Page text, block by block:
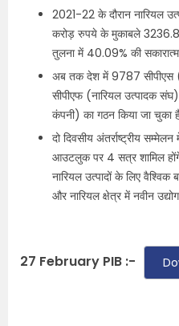
2021-22 के दौरान नारियल
करोड़ रुपये के मुकाबले
तुलना में 40.09% की
अब तक देश में 9787 सीपीएस
सीपीएफ (नारियल उत्पादक
कंपनी) का गठन किया जा चुका
दो दिवसीय अंतर्राष्ट्रीय सम्मेलन
आउटलुक पर 4 सत्र शामिल
नारियल उत्पादों के लिए वैश्विक
और नारियल क्षेत्र में नवीन
27 February PIB :-